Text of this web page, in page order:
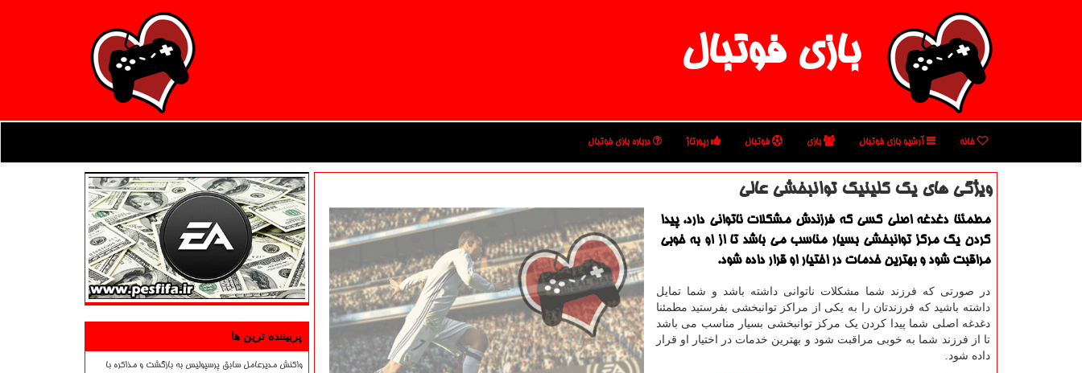
بازی فوتبال
خانه آرشیو بازی فوتبال بازی فوتبال رپورتاژ درباره بازی فوتبال
ویژگی های یك كلینیك توانبخشی عالی
مطمئنا دغدغه اصلی كسی كه فرزندش مشكلات ناتوانی دارد، پیدا
كردن یك مركز توانبخشی بسیار مناسب می باشد تا از او به خوبی
مراقبت شود و بهترین خدمات در اختیار او قرار داده شود.
در صورتی که فرزند شما مشکلات ناتوانی داشته باشد و شما تمایل
داشته باشید که فرزندتان را به یکی از مراکز توانبخشی بفرستید مطمئنا
دغدغه اصلی شما پیدا کردن یک مرکز توانبخشی بسیار مناسب می باشد
تا از فرزند شما به خوبی مراقبت شود و بهترین خدمات در اختیار او قرار
داده شود.
پربیننده ترین ها
واکنش مدیرعامل سابق پرسپولیس به بازگشت و مذاکره با